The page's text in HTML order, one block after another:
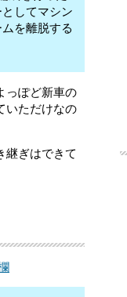
してマシン
を離脱する
っぽど新車の
いただけなの
継ぎはできて